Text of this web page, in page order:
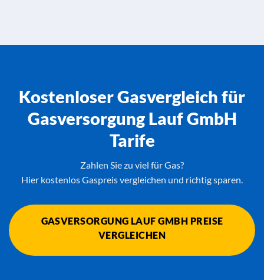
Kostenloser Gasvergleich für
Gasversorgung Lauf GmbH
Tarife
Zahlen Sie zu viel für Gas?
Hier kostenlos Gaspreis vergleichen und richtig sparen.
GASVERSORGUNG LAUF GMBH PREISE
VERGLEICHEN